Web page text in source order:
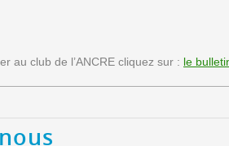
au club de l’ANCRE cliquez sur : le